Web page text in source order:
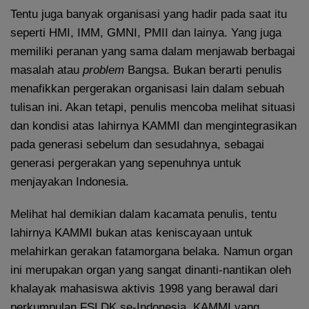
Tentu juga banyak organisasi yang hadir pada saat itu
seperti HMI, IMM, GMNI, PMII dan lainya. Yang juga
memiliki peranan yang sama dalam menjawab berbagai
masalah atau problem Bangsa. Bukan berarti penulis
menafikkan pergerakan organisasi lain dalam sebuah
tulisan ini. Akan tetapi, penulis mencoba melihat situasi
dan kondisi atas lahirnya KAMMI dan mengintegrasikan
pada generasi sebelum dan sesudahnya, sebagai
generasi pergerakan yang sepenuhnya untuk
menjayakan Indonesia.
Melihat hal demikian dalam kacamata penulis, tentu
lahirnya KAMMI bukan atas keniscayaan untuk
melahirkan gerakan fatamorgana belaka. Namun organ
ini merupakan organ yang sangat dinanti-nantikan oleh
khalayak mahasiswa aktivis 1998 yang berawal dari